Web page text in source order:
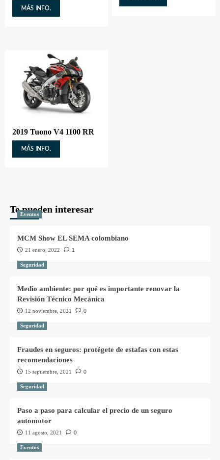
MÁS INFO.
2019 Tuono V4 1100 RR
MÁS INFO.
Te pueden interesar
Eventos
MCM Show EL SEMA colombiano
21 enero, 2022 1
Seguridad
Medio ambiente: por qué es importante renovar la
Revisión Técnico Mecánica
12 noviembre, 2021 0
Seguridad
Fraudes en seguros: protégete de estafas con estas
recomendaciones
15 septiembre, 2021 0
Seguridad
Paso a paso para calcular el precio de un seguro
automotor
11 agosto, 2021 0
Eventos